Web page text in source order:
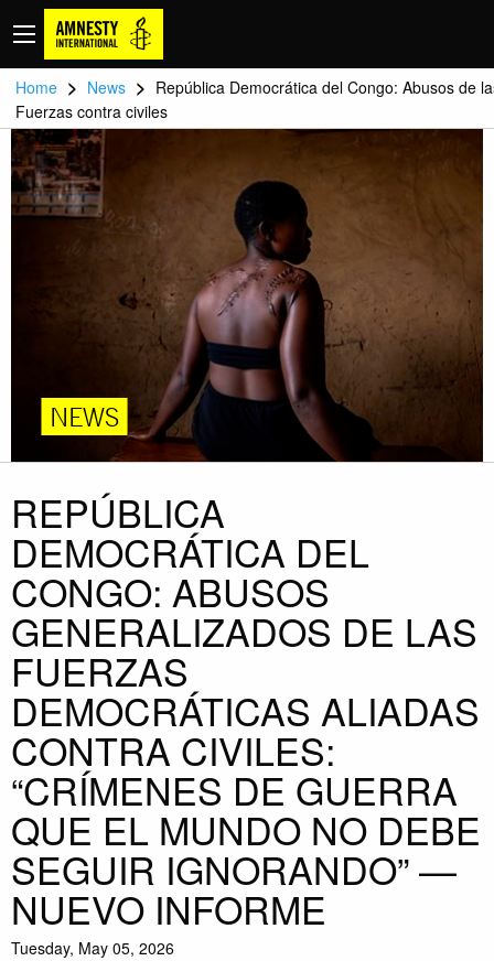
Home > News > República Democrática del Congo: Abusos de
Fuerzas contra civiles
NEWS
REPÚBLICA
DEMOCRÁTICA DEL
CONGO: ABUSOS
GENERALIZADOS DE LAS
FUERZAS
DEMOCRÁTICAS ALIADAS
CONTRA CIVILES:
“CRÍMENES DE GUERRA
QUE EL MUNDO NO DEBE
SEGUIR IGNORANDO” —
NUEVO INFORME
Tuesday, May 05, 2026